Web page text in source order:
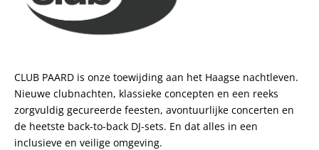
CLUB PAARD is onze toewijding aan het Haagse nachtleven.
Nieuwe clubnachten, klassieke concepten en een reeks
zorgvuldig gecureerde feesten, avontuurlijke concerten en
de heetste back-to-back DJ-sets. En dat alles in een
inclusieve en veilige omgeving.